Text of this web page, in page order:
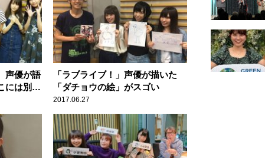
声優が語
には別な
「ラブライブ！」声優が描いた
「ダチョウの絵」がスゴい
2017.06.27